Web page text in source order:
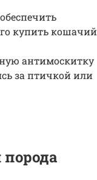
купить кошачий
антимоскитку
за птичкой или